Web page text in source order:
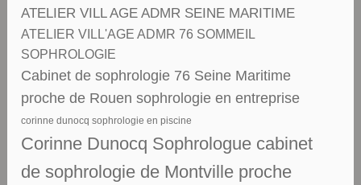
ATELIER VILL AGE ADMR SEINE MARITIME
ATELIER VILL'AGE ADMR 76 SOMMEIL
SOPHROLOGIE
Cabinet de sophrologie 76 Seine Maritime
proche de Rouen sophrologie en entreprise
corinne dunocq sophrologie en piscine
Corinne Dunocq Sophrologue cabinet
de sophrologie de Montville proche